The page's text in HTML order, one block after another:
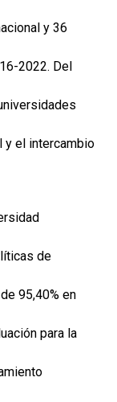
y 36
2022. Del
y el intercambio
de
95,40% en
para la